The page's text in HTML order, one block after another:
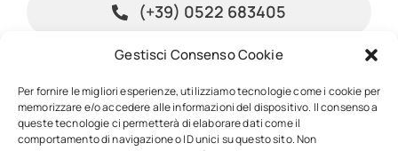
Gestisci Consenso Cookie
Per fornire le migliori esperienze, utilizziamo tecnologie come i cookie per
memorizzare e/o accedere alle informazioni del dispositivo. Il consenso a
queste tecnologie ci permetterà di elaborare dati come il
comportamento di navigazione o ID unici su questo sito. Non
(+39) 0522 683405